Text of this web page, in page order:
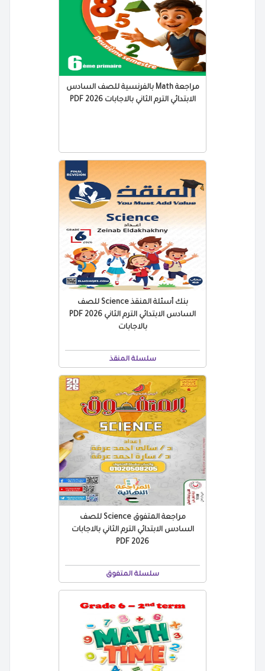
مراجعة Math بالفرنسية للصف السادس
الابتدائي الترم الثاني بالاجابات 2026 PDF
بنك أسئلة المنقذ Science للصف
السادس الابتدائي الترم الثاني 2026 PDF
بالاجابات
سلسلة المنقذ
مراجعة المتفوق Science للصف
السادس الابتدائي الترم الثاني بالاجابات
2026 PDF
سلسلة المتفوق